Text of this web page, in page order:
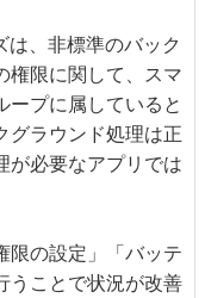
、非標準のバック
権限に関して、スマ
ープに属していると
グラウンド処理は正
が必要なアプリでは
限の設定」「バッテ
うことで状況が改善